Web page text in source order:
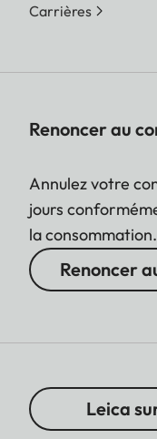
Carrières
Renoncer au
Annulez votre
jours
la consommation.
Renoncer
Leica